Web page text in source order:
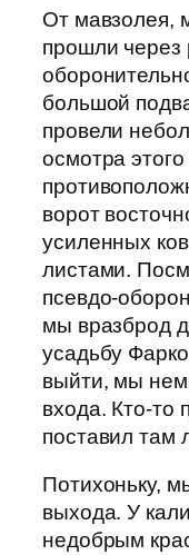
От мавзолея,
прошли через
большой
провели
осмотра
ворот
усиленных
листами.
псевдо-
мы вразброд
усадьбу
выйти, мы
входа. Кто-то
поставил там
Потихоньку,
выхода. У
недобрым